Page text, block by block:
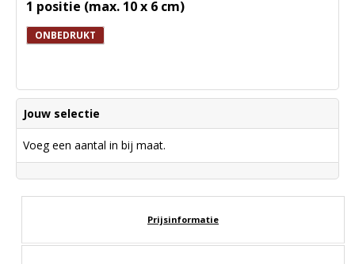
1 positie (max. 10 x 6 cm)
ONBEDRUKT
Jouw selectie
Voeg een aantal in bij maat.
Prijsinformatie